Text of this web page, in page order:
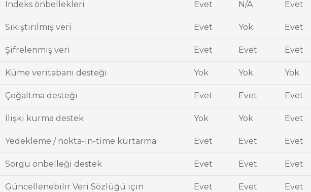
Indeks önbellekleri Evet N/A Evet
Sıkıştırılmış veri Evet Yok Evet
Şifrelenmiş veri Evet Evet Evet
Küme veritabanı desteği Yok Yok Yok
Çoğaltma desteği Evet Evet Evet
İlişki kurma destek Yok Yok Evet
Yedekleme / nokta-in-time kurtarma Evet Evet Evet
Sorgu önbelleği destek Evet Evet Evet
Güncellenebilir Veri Sözlüğü için
Evet Evet Evet